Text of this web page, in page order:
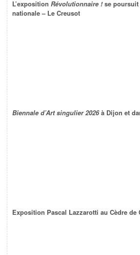
L’exposition Révolutionnaire !se poursuit
nationale – Le Creusot
Biennale d’Art singulier 2026à Dijon et
Exposition Pascal Lazzarotti au Cèdre de